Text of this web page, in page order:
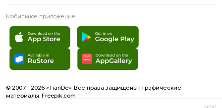
Мобильное приложение:
© 2007 - 2026 «TianDe». Все права защищены | Графические
материалы: Freepik.com